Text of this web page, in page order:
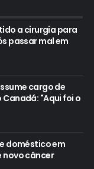
a cirurgia para
passar mal em
cargo de
"Aqui foi o
doméstico em
câncer